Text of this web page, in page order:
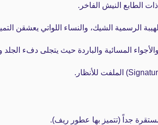
الرسمية الشيك، والنساء اللواتي يعشقن
المسائية والباردة حيث يتجلى دفء الجلد